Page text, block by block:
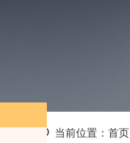
当前位置： 首页